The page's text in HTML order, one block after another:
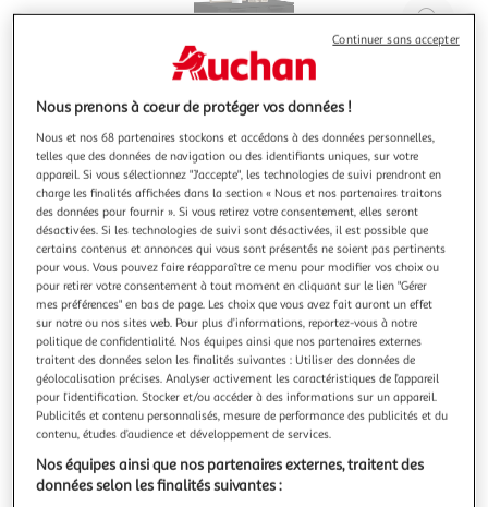
à
Illustration
précédente
Illustration
suivante
VIDAXL
Armoire a chaussures noir 59x35x100 cm bois
d'ingenierie
Avec cette armoire a chaussures, vous n'aurez plus a etre
derange par l'encombrement des chaussures dans votre
maison. Materiau robuste : le bois d'ingenierie est d'une
qualite exceptionnelle avec une surface lisse et presente
egalement resistance, stabilite et resistance a l'humidite.
Grand espace
En savoir +
Vous voulez connaître le prix de ce produit ?
Afficher le prix
Nous prenons à coeur de protéger vos données !
Nous et nos 68 partenaires stockons et accédons à des données personnelles,
telles que des données de navigation ou des identifiants uniques, sur votre
appareil. Si vous sélectionnez "J'accepte", les technologies de suivi prendront en
charge les finalités affichées dans la section « Nous et nos partenaires traitons
des données pour fournir ». Si vous retirez votre consentement, elles seront
désactivées. Si les technologies de suivi sont désactivées, il est possible que
certains contenus et annonces qui vous sont présentés ne soient pas pertinents
pour vous. Vous pouvez faire réapparaître ce menu pour modifier vos choix ou
pour retirer votre consentement à tout moment en cliquant sur le lien "Gérer
mes préférences" en bas de page. Les choix que vous avez fait auront un effet
sur notre ou nos sites web. Pour plus d’informations, reportez-vous à notre
politique de confidentialité. Nos équipes ainsi que nos partenaires externes
traitent des données selon les finalités suivantes : Utiliser des données de
géolocalisation précises. Analyser activement les caractéristiques de l’appareil
pour l’identification. Stocker et/ou accéder à des informations sur un appareil.
Publicités et contenu personnalisés, mesure de performance des publicités et du
contenu, études d’audience et développement de services.
Nos équipes ainsi que nos partenaires externes, traitent des
données selon les finalités suivantes :
Continuer sans accepter